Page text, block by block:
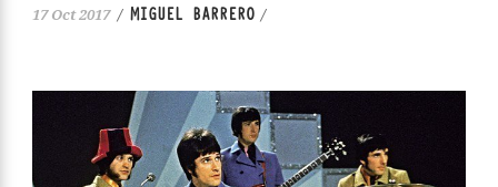
17 Oct 2017 / MIGUEL BARRERO /